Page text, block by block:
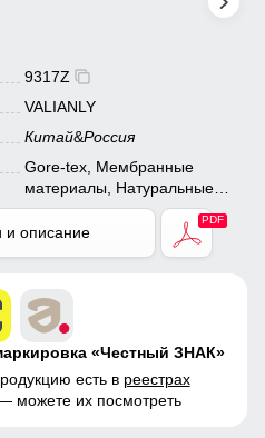
9317Z
VALIANLY
Китай&Россия
Gore-tex, Мембранные
материалы, Натуральные
материалы, Полиэстер,
Плащевка, Тефлон, Болонь,
Экологичные материалы
и описание
«Честный ЗНАК»
есть в реестрах
можете их посмотреть